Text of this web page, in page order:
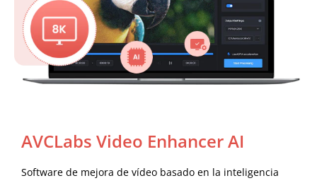
AVCLabs Video Enhancer AI
Software de mejora de vídeo basado en la inteligencia